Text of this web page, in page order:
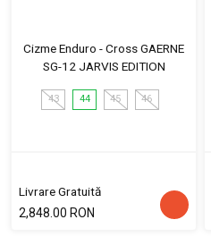
Cizme Enduro - Cross GAERNE
SG-12 JARVIS EDITION
43 44 45 46
Livrare Gratuită
2,848.00 RON